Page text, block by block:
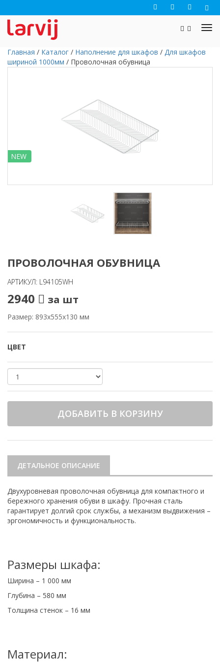
Главная / Каталог / Наполнение для шкафов / Для шкафов
шириной 1000мм / Проволочная обувница
NEW
ПРОВОЛОЧНАЯ ОБУВНИЦА
АРТИКУЛ: L94105WH
2940 за шт
Размер: 893х555х130 мм
ЦВЕТ
ДОБАВИТЬ В КОРЗИНУ
ДЕТАЛЬНОЕ ОПИСАНИЕ
Двухуровневая проволочная обувница для компактного и
бережного хранения обуви в шкафу. Прочная сталь
гарантирует долгий срок службы, а механизм выдвижения –
эргономичность и функциональность.
Размеры шкафа:
Ширина – 1 000 мм
Глубина – 580 мм
Толщина стенок – 16 мм
Материал: